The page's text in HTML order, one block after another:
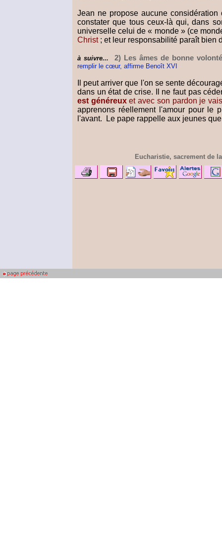
Jean ne propose aucune
constater que tous ceux-là qui, dans
universelle celui de « monde » (ce
Christ; et leur responsabilité paraît bien
à suivre... 2) Les âmes de bonne
remplir le cœur, affirme Benoît XVI
Il peut arriver que l'on se sente
dans un état de crise. Il ne faut pas
est généreuxet avec son pardon je
apprenons réellement l'amour pour le
l'avant. Le pape rappelle aux jeunes
Eucharistie, sacrement de